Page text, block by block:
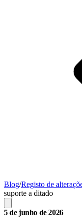
Blog/Registo de
suporte a ditado
5 de junho de 2026